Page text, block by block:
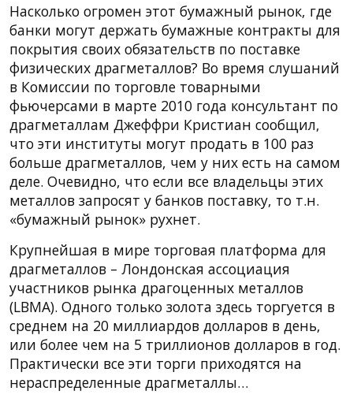
Насколько огромен этот бумажный рынок, где
банки могут держать бумажные контракты для
покрытия своих обязательств по поставке
физических драгметаллов? Во время слушаний
в Комиссии по торговле товарными
фьючерсами в марте 2010 года консультант по
драгметаллам Джеффри Кристиан сообщил,
что эти институты могут продать в 100 раз
больше драгметаллов, чем у них есть на самом
деле. Очевидно, что если все владельцы этих
металлов запросят у банков поставку, то т.н.
«бумажный рынок» рухнет.
Крупнейшая в мире торговая платформа для
драгметаллов – Лондонская ассоциация
участников рынка драгоценных металлов
(LBMA). Одного только золота здесь торгуется в
среднем на 20 миллиардов долларов в день,
или более чем на 5 триллионов долларов в год.
Практически все эти торги приходятся на
нераспределенные драгметаллы…